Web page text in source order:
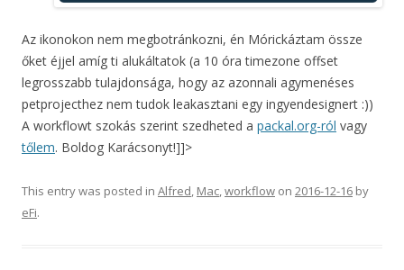
Az ikonokon nem megbotránkozni, én Mórickáztam össze
őket éjjel amíg ti alukáltatok (a 10 óra timezone offset
legrosszabb tulajdonsága, hogy az azonnali agymenéses
petprojecthez nem tudok leakasztani egy ingyendesignert :))
A workflowt szokás szerint szedheted a packal.org-ról vagy
tőlem. Boldog Karácsonyt!]]>
This entry was posted in Alfred, Mac,workflow on 2016-12-16 by
eFi.